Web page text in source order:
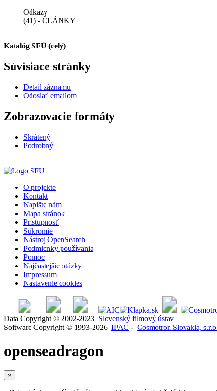
Odkazy
(41) - ČLÁNKY
Katalóg SFÚ (celý)
Súvisiace stránky
Detail záznamu
Odoslať emailom
Zobrazovacie formáty
Skrátený
Podrobný
O projekte
Kontakt
Napíšte nám
Mapa stránok
Prístupnosť
Súkromie
Nástroj OpenSearch
Podmienky používania
Pomoc
Najčastejšie otázky
Impressum
Nastavenie cookies
Data Copyright © 2002-2023 Slovenský filmový ústav
Software Copyright © 1993-2026 IPAC - Cosmotron Slovakia,
openseadragon
×